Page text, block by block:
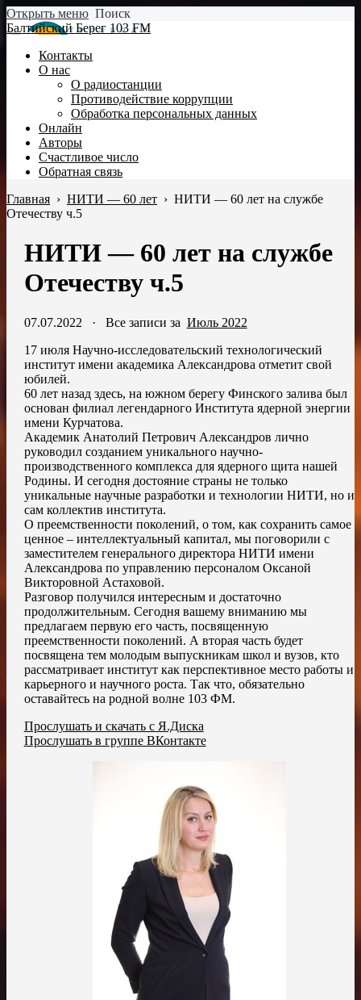
Открыть меню Поиск
Балтийский Берег 103 FM
Контакты
О нас
О радиостанции
Противодействие коррупции
Обработка персональных данных
Онлайн
Авторы
Счастливое число
Обратная связь
Главная › НИТИ — 60 лет › НИТИ — 60 лет на службе
Отечеству ч.5
НИТИ — 60 лет на службе
Отечеству ч.5
07.07.2022 · Все записи за Июль 2022
17 июля Научно-исследовательский технологический
институт имени академика Александрова отметит свой
юбилей.
60 лет назад здесь, на южном берегу Финского залива был
основан филиал легендарного Института ядерной энергии
имени Курчатова.
Академик Анатолий Петрович Александров лично
руководил созданием уникального научно-
производственного комплекса для ядерного щита нашей
Родины. И сегодня достояние страны не только
уникальные научные разработки и технологии НИТИ, но и
сам коллектив института.
О преемственности поколений, о том, как сохранить самое
ценное – интеллектуальный капитал, мы поговорили с
заместителем генерального директора НИТИ имени
Александрова по управлению персоналом Оксаной
Викторовной Астаховой.
Разговор получился интересным и достаточно
продолжительным. Сегодня вашему вниманию мы
предлагаем первую его часть, посвященную
преемственности поколений. А вторая часть будет
посвящена тем молодым выпускникам школ и вузов, кто
рассматривает институт как перспективное место работы и
карьерного и научного роста. Так что, обязательно
оставайтесь на родной волне 103 ФМ.
Прослушать и скачать с Я.Диска
Прослушать в группе ВКонтакте